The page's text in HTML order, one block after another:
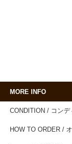
MORE INFO
CONDITION / コンデ
HOW TO ORDER /